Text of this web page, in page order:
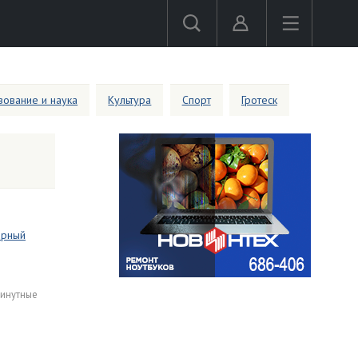
и наука Культура Спорт Гротеск